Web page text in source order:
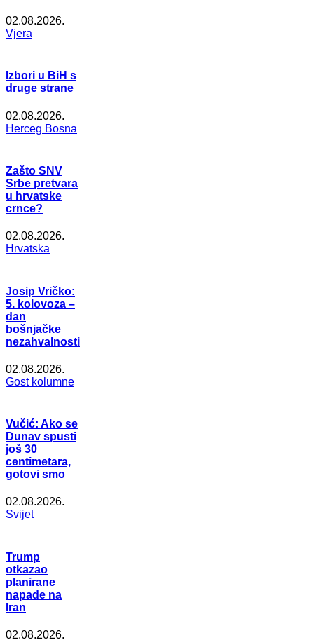
02.08.2026.
Vjera
Izbori u BiH s
druge strane
02.08.2026.
Herceg Bosna
Zašto SNV
Srbe pretvara
u hrvatske
crnce?
02.08.2026.
Hrvatska
Josip Vričko:
5. kolovoza –
dan
bošnjačke
nezahvalnosti
02.08.2026.
Gost kolumne
Vučić: Ako se
Dunav spusti
još 30
centimetara,
gotovi smo
02.08.2026.
Svijet
Trump
otkazao
planirane
napade na
Iran
02.08.2026.